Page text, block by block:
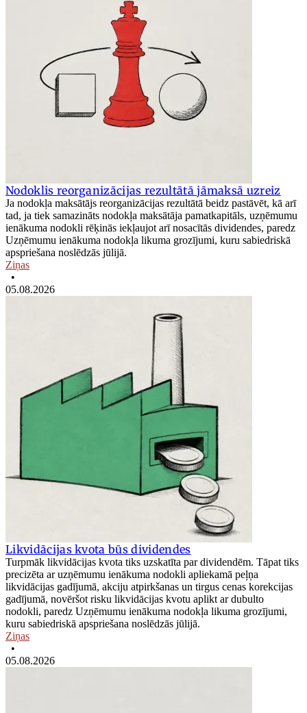
Nodoklis reorganizācijas rezultātā jāmaksā uzreiz
Ja nodokļa maksātājs reorganizācijas rezultātā beidz pastāvēt, kā arī
tad, ja tiek samazināts nodokļa maksātāja pamatkapitāls, uzņēmumu
ienākuma nodokli rēķinās iekļaujot arī nosacītās dividendes, paredz
Uzņēmumu ienākuma nodokļa likuma grozījumi, kuru sabiedriskā
apspriešana noslēdzās jūlijā.
Ziņas
•
05.08.2026
Likvidācijas kvota būs dividendes
Turpmāk likvidācijas kvota tiks uzskatīta par dividendēm. Tāpat tiks
precizēta ar uzņēmumu ienākuma nodokli apliekamā peļņa
likvidācijas gadījumā, akciju atpirkšanas un tirgus cenas korekcijas
gadījumā, novēršot risku likvidācijas kvotu aplikt ar dubulto
nodokli, paredz Uzņēmumu ienākuma nodokļa likuma grozījumi,
kuru sabiedriskā apspriešana noslēdzās jūlijā.
Ziņas
•
05.08.2026